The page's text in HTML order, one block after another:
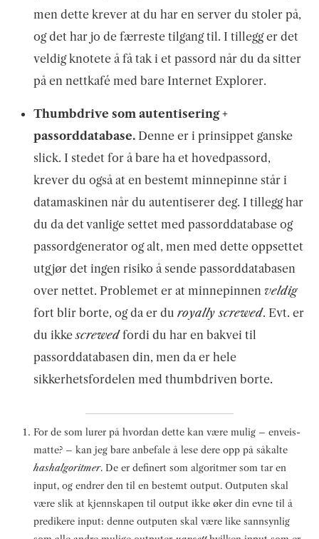
men dette krever at du har en server du stoler på,
og det har jo de færreste tilgang til. I tillegg er det
veldig knotete å få tak i et passord når du da sitter
på en nettkafé med bare Internet Explorer.
Thumbdrive som autentisering +
passorddatabase. Denne er i prinsippet ganske
slick. I stedet for å bare ha et hovedpassord,
krever du også at en bestemt minnepinne står i
datamaskinen når du autentiserer deg. I tillegg har
du da det vanlige settet med passorddatabase og
passordgenerator og alt, men med dette oppsettet
utgjør det ingen risiko å sende passorddatabasen
over nettet. Problemet er at minnepinnenveldig
fort blir borte, og da er duroyally screwed. Evt. er
du ikkescrewedfordi du har en bakvei til
passorddatabasen din, men da er hele
sikkerhetsfordelen med thumbdriven borte.
For de som lurer på hvordan dette kan være mulig – enveis-
matte? – kan jeg bare anbefale å lese dere opp på såkalte
hashalgoritmer. De er definert som algoritmer som tar en
input, og endrer den til en bestemt output. Outputen skal
være slik at kjennskapen til output ikke øker din evne til å
predikere input: denne outputen skal være like sannsynlig